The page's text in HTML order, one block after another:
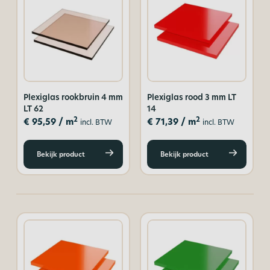
Plexiglas rookbruin 4 mm
LT 62
€ 95,59/ m2 incl. BTW
Bekijk product
Plexiglas rood 3 mm LT
14
€ 71,39/ m2 incl. BTW
Bekijk product